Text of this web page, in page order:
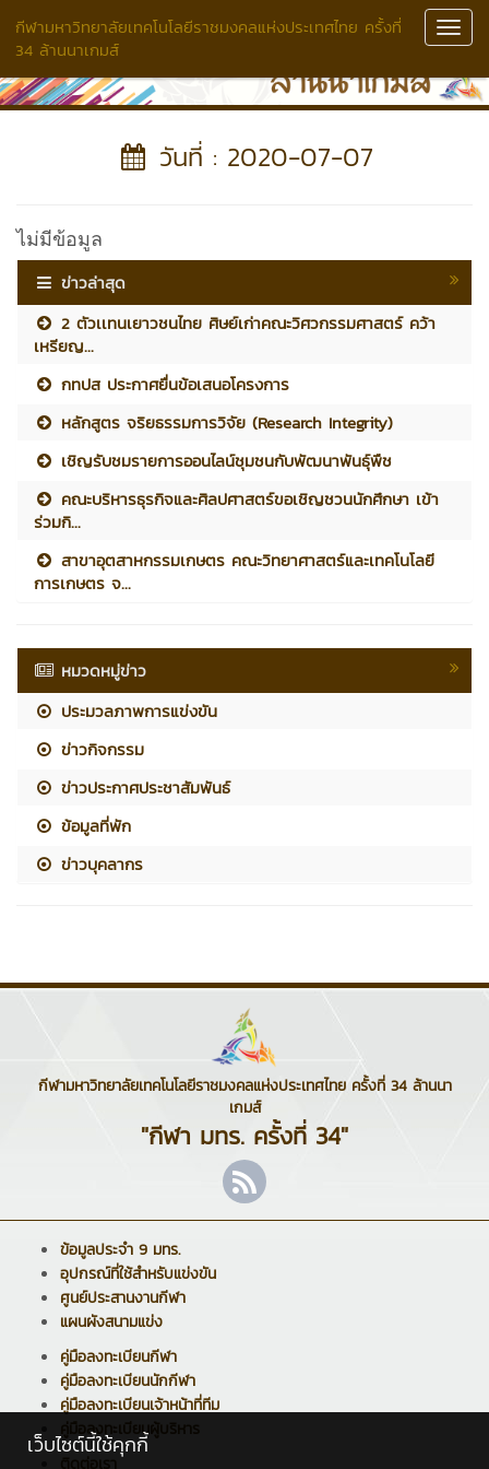
กีฬามหาวิทยาลัยเทคโนโลยีราชมงคลแห่งประเทศไทย ครั้งที่
34 ล้านนาเกมส์
วันที่ : 2020-07-07
ไม่มีข้อมูล
ข่าวล่าสุด
2 ตัวเเทนเยาวชนไทย ศิษย์เก่าคณะวิศวกรรมศาสตร์ คว้า
เหรียญ...
กทปส ประกาศยื่นข้อเสนอโครงการ
หลักสูตร จริยธรรมการวิจัย (Research Integrity)
เชิญรับชมรายการออนไลน์ชุมชนกับพัฒนาพันธุ์พืช
คณะบริหารธุรกิจและศิลปศาสตร์ขอเชิญชวนนักศึกษา เข้า
ร่วมกิ...
สาขาอุตสาหกรรมเกษตร คณะวิทยาศาสตร์และเทคโนโลยี
การเกษตร จ...
หมวดหมู่ข่าว
ประมวลภาพการแข่งขัน
ข่าวกิจกรรม
ข่าวประกาศประชาสัมพันธ์
ข้อมูลที่พัก
ข่าวบุคลากร
กีฬามหาวิทยาลัยเทคโนโลยีราชมงคลแห่งประเทศไทย ครั้งที่ 34 ล้านนา
เกมส์
"กีฬา มทร. ครั้งที่ 34"
ข้อมูลประจำ 9 มทร.
อุปกรณ์ที่ใช้สำหรับแข่งขัน
ศูนย์ประสานงานกีฬา
แผนผังสนามแข่ง
คู่มือลงทะเบียนกีฬา
คู่มือลงทะเบียนนักกีฬา
คู่มือลงทะเบียนเจ้าหน้าที่ทีม
คู่มือลงทะเบียนผู้บริหาร
ติดต่อเรา
เว็บไซต์นี้ใช้คุกกี้